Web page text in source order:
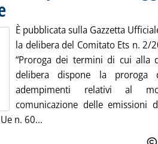
È pubblicata sulla Gazzetta
la delibera del Comitato Ets n. 2/
“Proroga dei termini di cui alla
delibera dispone la
adempimenti relativi al
comunicazione delle emissioni
n. 60...